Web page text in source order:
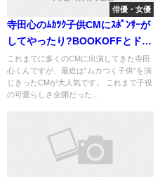
俳優・女優
寺田心のﾑｶﾂｸ子供CMにｽﾎﾟﾝｻｰが
してやったり?BOOKOFFとドコ
モ
これまでに多くのCMに出演してきた寺田
心くんですが、最近は”ムカつく子供”を演
じきったCMが大人気です。 これまで子役
の可愛らしさ全開だった...